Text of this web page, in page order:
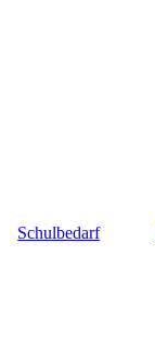
Schulbedarf